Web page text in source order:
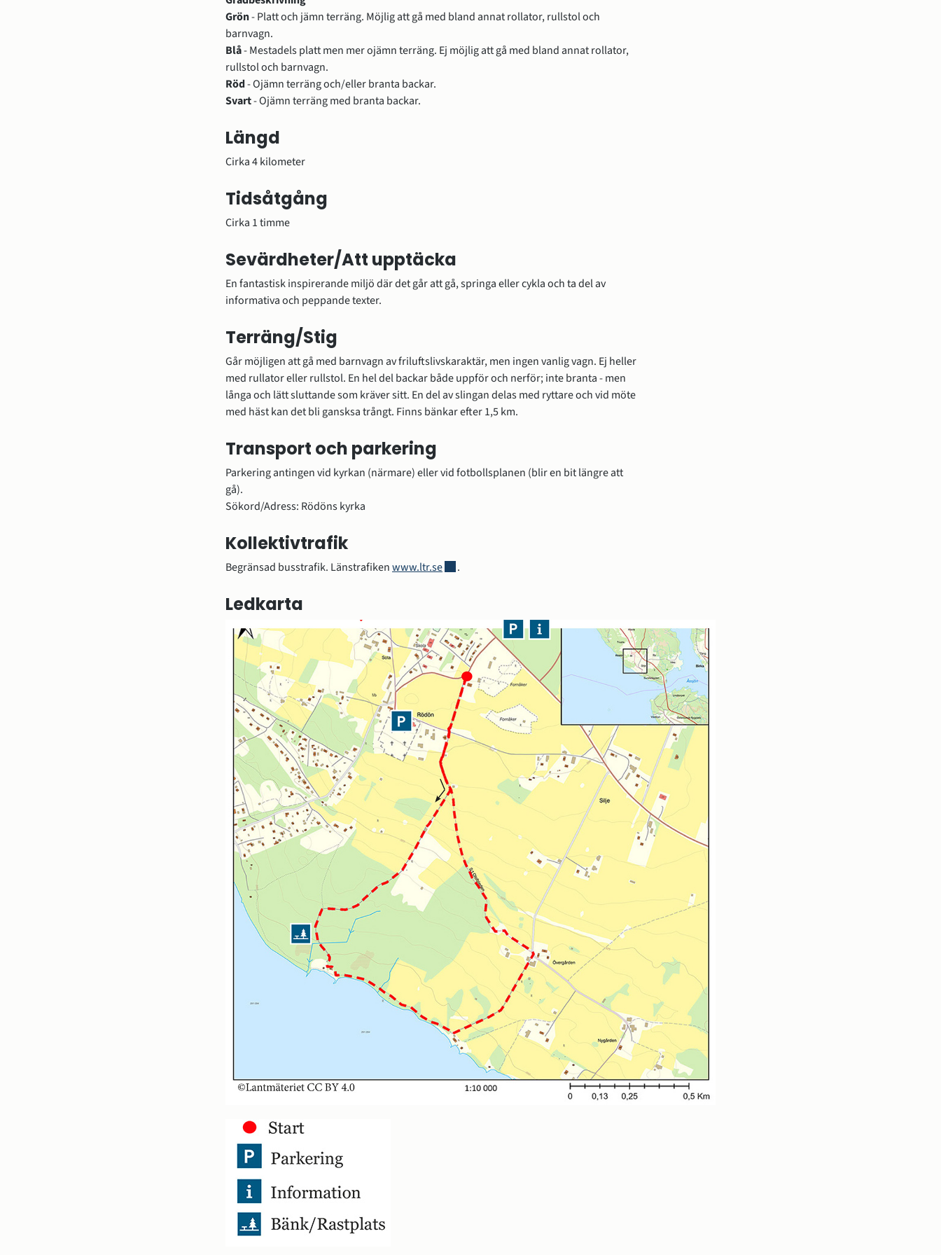
Grön - Platt och jämn terräng. Möjlig att gå med bland annat rollator, rullstol och
barnvagn.
Blå - Mestadels platt men mer ojämn terräng. Ej möjlig att gå med bland annat rollator,
rullstol och barnvagn.
Röd - Ojämn terräng och/eller branta backar.
Svart - Ojämn terräng med branta backar.
Längd
Cirka 4 kilometer
Tidsåtgång
Cirka 1 timme
Sevärdheter/Att upptäcka
En fantastisk inspirerande miljö där det går att gå, springa eller cykla och ta del av
informativa och peppande texter.
Terräng/Stig
Går möjligen att gå med barnvagn av friluftslivskaraktär, men ingen vanlig vagn. Ej heller
med rullator eller rullstol. En hel del backar både uppför och nerför; inte branta - men
långa och lätt sluttande som kräver sitt. En del av slingan delas med ryttare och vid möte
med häst kan det bli gansksa trångt. Finns bänkar efter 1,5 km.
Transport och parkering
Parkering antingen vid kyrkan (närmare) eller vid fotbollsplanen (blir en bit längre att
gå).
Sökord/Adress: Rödöns kyrka
Kollektivtrafik
Begränsad busstrafik. Länstrafiken www.ltr.seLänk till annan webbplats, öppnas i nytt fönster.
.
Ledkarta